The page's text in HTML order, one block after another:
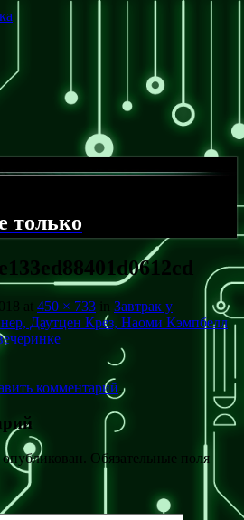
только
at 450 × 733 in Завтрак у
Даутцен Крез, Наоми Кэмпбелл
комментарий.
Обязательные поля